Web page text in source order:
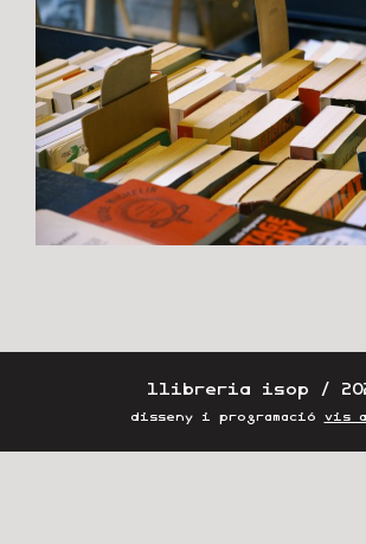
llibreria isop /
disseny i programació vis